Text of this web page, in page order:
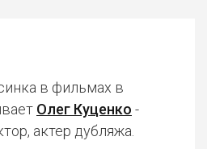
в фильмах в
Олег Куценко -
актер дубляжа.